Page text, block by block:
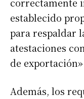
correctamente
establecido
para respaldar
atestaciones
de exportación»
Además, los